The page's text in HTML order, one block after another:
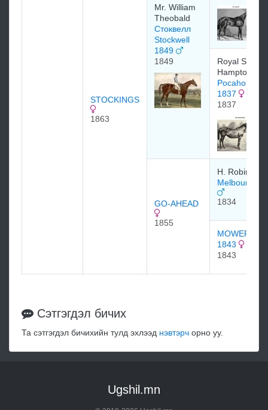
STOCKINGS
1863
Mr. William
Theobald
Стоквелл
Stockwell
1849
1849
Royal Stud at
Hampton
Pocahontas
1837
1837
GO-AHEAD
1855
H. Robinson
Melbourne
1834
MOWERINA
1843
1843
Сэтгэгдэл бичих
Та сэтгэгдэл бичихийн тулд эхлээд нэвтэрч орно уу.
Ugshil.mn